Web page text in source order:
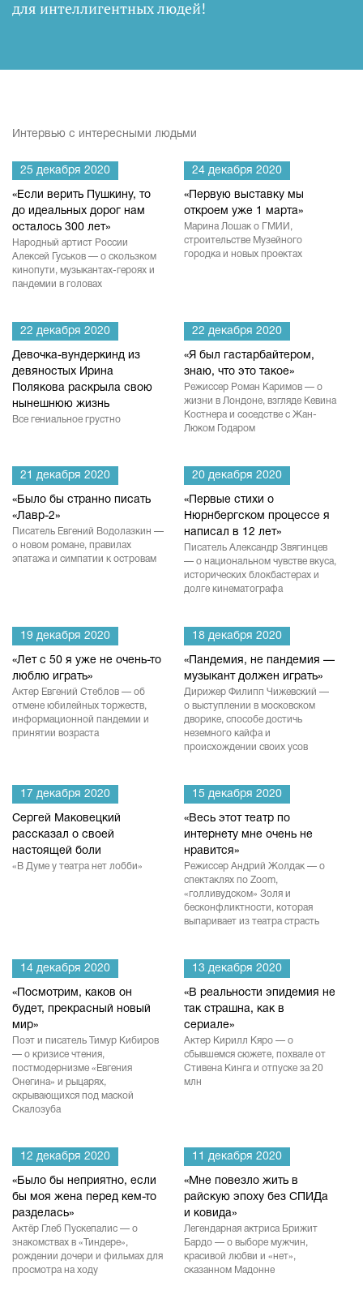
для интеллигентных людей!
Интервью с интересными людьми
25 декабря 2020
«Если верить Пушкину, то
до идеальных дорог нам
осталось 300 лет»
Народный артист России
Алексей Гуськов — о скользком
кинопути, музыкантах-героях и
пандемии в головах
24 декабря 2020
«Первую выставку мы
откроем уже 1 марта»
Марина Лошак о ГМИИ,
строительстве Музейного
городка и новых проектах
22 декабря 2020
Девочка-вундеркинд из
девяностых Ирина
Полякова раскрыла свою
нынешнюю жизнь
Все гениальное грустно
22 декабря 2020
«Я был гастарбайтером,
знаю, что это такое»
Режиссер Роман Каримов — о
жизни в Лондоне, взгляде Кевина
Костнера и соседстве с Жан-
Люком Годаром
21 декабря 2020
«Было бы странно писать
«Лавр-2»
Писатель Евгений Водолазкин —
о новом романе, правилах
эпатажа и симпатии к островам
20 декабря 2020
«Первые стихи о
Нюрнбергском процессе я
написал в 12 лет»
Писатель Александр Звягинцев
— о национальном чувстве вкуса,
исторических блокбастерах и
долге кинематографа
19 декабря 2020
«Лет с 50 я уже не очень-то
люблю играть»
Актер Евгений Стеблов — об
отмене юбилейных торжеств,
информационной пандемии и
принятии возраста
18 декабря 2020
«Пандемия, не пандемия —
музыкант должен играть»
Дирижер Филипп Чижевский —
о выступлении в московском
дворике, способе достичь
неземного кайфа и
происхождении своих усов
17 декабря 2020
Сергей Маковецкий
рассказал о своей
настоящей боли
«В Думе у театра нет лобби»
15 декабря 2020
«Весь этот театр по
интернету мне очень не
нравится»
Режиссер Андрий Жолдак — о
спектаклях по Zoom,
«голливудском» Золя и
бесконфликтности, которая
выпаривает из театра страсть
14 декабря 2020
«Посмотрим, каков он
будет, прекрасный новый
мир»
Поэт и писатель Тимур Кибиров
— о кризисе чтения,
постмодернизме «Евгения
Онегина» и рыцарях,
скрывающихся под маской
Скалозуба
13 декабря 2020
«В реальности эпидемия не
так страшна, как в
сериале»
Актер Кирилл Кяро — о
сбывшемся сюжете, похвале от
Стивена Кинга и отпуске за 20
млн
12 декабря 2020
«Было бы неприятно, если
бы моя жена перед кем-то
разделась»
Актёр Глеб Пускепалис — о
знакомствах в «Тиндере»,
рождении дочери и фильмах для
просмотра на ходу
11 декабря 2020
«Мне повезло жить в
райскую эпоху без СПИДа
и ковида»
Легендарная актриса Брижит
Бардо — о выборе мужчин,
красивой любви и «нет»,
сказанном Мадонне